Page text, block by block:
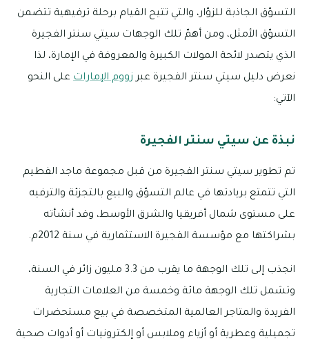
التسوّق الجاذبة للزوّار، والتي تتيح القيام برحلة ترفيهية تتضمن
التسوّق الأمثل، ومن أهمّ تلك الوجهات سيتي سنتر الفجيرة
الذي يتصدر لائحة المولات الكبيرة والمعروفة في الإمارة، لذا
نعرض دليل سيتي سنتر الفجيرة عبر زووم الإمارات على النحو
الآتي:
نبذة عن سيتي سنتر الفجيرة
تم تطوير سيتي سنتر الفجيرة من قبل مجموعة ماجد الفطيم
التي تتمتع بريادتها في عالم التسوّق والبيع بالتجزئة والترفيه
على مستوى شمال أفريقيا والشرق الأوسط، وقد أنشأته
بشراكتها مع مؤسسة الفجيرة الاستثمارية في سنة 2012م.
انجذب إلى تلك الوجهة ما يقرب من 3.3 مليون زائر في السنة،
وتشمل تلك الوجهة مائة وخمسة من العلامات التجارية
الفريدة والمتاجر العالمية المتخصصة في بيع مستحضرات
تجميلية وعطرية أو أزياء وملابس أو إلكترونيات أو أدوات صحية